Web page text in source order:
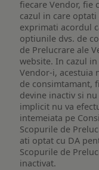
fiecare Vendor, fie
cazul in care
exprimati acordul
optiunile dvs. de
de Prelucrare ale
website. In cazul
Vendor-i, acestuia
de consimtamant,
devine inactiv si
implicit nu va
intemeiata pe
Scopurile de
ati optat cu DA
Scopurile de
inactivat.